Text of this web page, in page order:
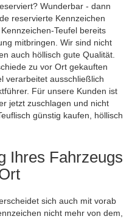
Wunderbar - dann
reservierte Kennzeichen
Teufel bereits
mitbringen. Wir sind nicht
auch höllisch gute Qualität.
zu vor Ort gekauften
verarbeitet ausschließlich
Für unsere Kunden ist
jetzt zuschlagen und nicht
günstig kaufen, höllisch
Ihres Fahrzeugs
sich auch mit vorab
nicht mehr von dem,